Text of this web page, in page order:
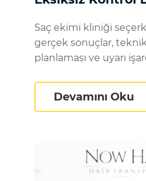
Saç ekimi kliniği
gerçek sonuçlar,
planlaması ve uyarı
Devamını Oku